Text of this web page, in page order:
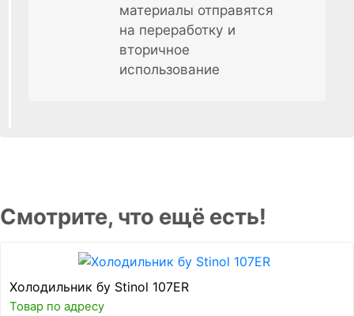
материалы отправятся
на переработку и
вторичное
использование
Смотрите, что ещё есть!
Холодильник бу Stinol 107ER
Товар по адресу